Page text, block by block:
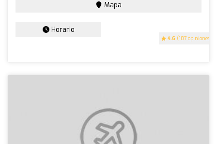
4.6 (187 opiniones)
Mapa
Horario